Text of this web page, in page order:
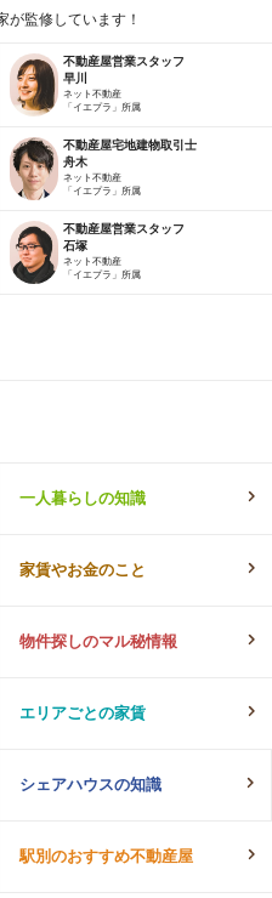
が監修しています！
不動産屋営業スタッフ
早川
ネット不動産
「イエプラ」所属
不動産屋宅地建物取引士
舟木
ネット不動産
「イエプラ」所属
不動産屋営業スタッフ
石塚
ネット不動産
「イエプラ」所属
一人暮らしの知識
家賃やお金のこと
物件探しのマル秘情報
エリアごとの家賃
シェアハウスの知識
駅別のおすすめ不動産屋